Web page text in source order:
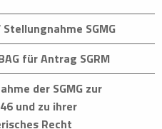
SGMG
für Antrag SGRM
der SGMG zur
und zu ihrer
Recht